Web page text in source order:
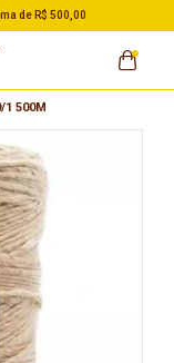
de R$ 500,00
1 500M